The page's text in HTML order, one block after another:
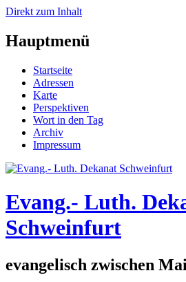
Direkt zum Inhalt
Hauptmenü
Startseite
Adressen
Karte
Perspektiven
Wort in den Tag
Archiv
Impressum
Evang.- Luth.
Schweinfurt
evangelisch zwischen